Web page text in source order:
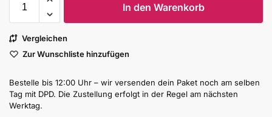
In den Warenkorb
Vergleichen
Zur Wunschliste hinzufügen
Bestelle bis 12:00 Uhr – wir versenden dein Paket noch am selben
Tag mit DPD. Die Zustellung erfolgt in der Regel am nächsten
Werktag.